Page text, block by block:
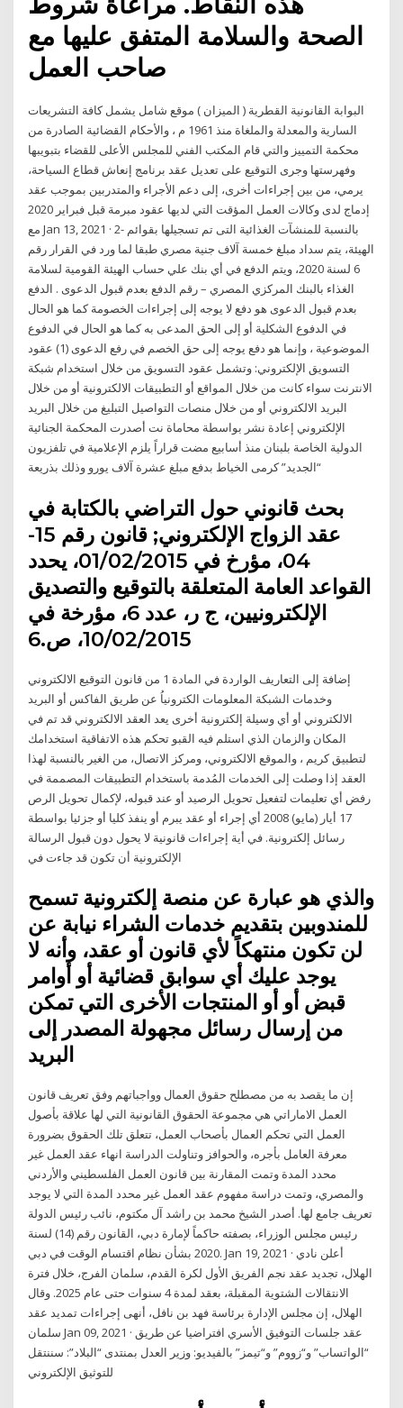
الصحة والسلامة المتفق عليها مع
صاحب العمل
البوابة القانونية القطرية ( الميزان ) موقع شامل يشمل كافة التشريعات
السارية والمعدلة والملغاة منذ 1961 م ، والأحكام القضائية الصادرة من
محكمة التمييز والتي قام المكتب الفني للمجلس الأعلى للقضاء بتبويبها
وفهرستها وجرى التوقيع على تعديل عقد برنامج إنعاش قطاع السياحة،
يرمي، من بين إجراءات أخرى، إلى دعم الأجراء والمتدربين بموجب عقد
إدماج لدى وكالات العمل المؤقت التي لديها عقود مبرمة قبل فبراير 2020
مع Jan 13, 2021 · 2- بالنسبة للمنشآت الغذائية التى تم تسجيلها بقوائم
الهيئة، يتم سداد مبلغ خمسة آلاف جنية مصري طبقا لما ورد في القرار رقم
6 لسنة 2020، ويتم الدفع في أي بنك علي حساب الهيئة القومية لسلامة
الغذاء بالبنك المركزي المصري – رقم الدفع بعدم قبول الدعوى . الدفع
بعدم قبول الدعوى هو دفع لا يوجه إلى إجراءات الخصومة كما هو الحال
في الدفوع الشكلية أو إلى الحق المدعى به كما هو الحال في الدفوع
الموضوعية ، وإنما هو دفع يوجه إلى حق الخصم في رفع الدعوى (1) عقود
التسويق الإلكتروني: وتشمل عقود التسويق من خلال استخدام شبكة
الانترنت سواء كانت من خلال المواقع أو التطبيقات الالكترونية أو من خلال
البريد الالكتروني أو من خلال منصات التواصيل التبليغ من خلال البريد
الإلكتروني إعادة نشر بواسطة محاماة نت أصدرت المحكمة الجنائية
الدولية الخاصة بلبنان منذ أسابيع مضت قراراً يلزم الإعلامية في تلفزيون
“الجديد” كرمى الخياط بدفع مبلغ عشرة آلاف يورو وذلك بذريعة
بحث قانوني حول التراضي بالكتابة في
عقد الزواج الإلكتروني; قانون رقم 15-
04، مؤرخ في 01/02/2015، يحدد
القواعد العامة المتعلقة بالتوقيع والتصديق
الإلكترونيين، ج ر، عدد 6، مؤرخة في
10/02/2015، ص.6
إضافة إلى التعاريف الواردة في المادة 1 من قانون التوقيع الالكتروني
وخدمات الشبكة المعلومات الكترونياُ عن طريق الفاكس أو البريد
الالكتروني أو أي وسيلة إلكترونية أخرى يعد العقد الالكتروني قد تم في
المكان والزمان الذي استلم فيه القبو تحكم هذه الاتفاقية استخدامك
لتطبيق كريم ، والموقع الالكتروني، ومركز الاتصال، من الغير بالنسبة لهذا
العقد إذا وصلت إلى الخدمات المُدمة باستخدام التطبيقات المصممة في
رفض أي تعليمات لتفعيل تحويل الرصيد أو عند قبوله، لإكمال تحويل الرص
17 أيار (مايو) 2008 أي إجراء أو عقد يبرم أو ينفذ كليا أو جزئيا بواسطة
رسائل إلكترونية. في أية إجراءات قانونية لا يحول دون قبول الرسالة
والذي هو عبارة عن منصة إلكترونية تسمح
للمندوبين بتقديم خدمات الشراء نيابة عن
لن تكون منتهكاً لأي قانون أو عقد، وأنه لا
يوجد عليك أي سوابق قضائية أو أوامر
قبض أو أو المنتجات الأخرى التي تمكن
من إرسال رسائل مجهولة المصدر إلى
البريد
إن ما يقصد به من مصطلح حقوق العمال وواجباتهم وفق تعريف قانون
العمل الاماراتي هي مجموعة الحقوق القانونية التي لها علاقة بأصول
العمل التي تحكم العمال بأصحاب العمل، تتعلق تلك الحقوق بضرورة
معرفة العامل بأجره، والحوافز وتناولت الدراسة انهاء عقد العمل غير
محدد المدة وتمت المقارنة بين قانون العمل الفلسطيني والأردني
والمصري، وتمت دراسة مفهوم عقد العمل غير محدد المدة التي لا يوجد
تعريف جامع لها. أصدر الشيخ محمد بن راشد آل مكتوم، نائب رئيس الدولة
رئيس مجلس الوزراء، بصفته حاكماً لإمارة دبي، القانون رقم (14) لسنة
2020 بشأن نظام اقتسام الوقت في دبي. Jan 19, 2021 · أعلن نادي
الهلال، تجديد عقد نجم الفريق الأول لكرة القدم، سلمان الفرج، خلال فترة
الانتقالات الشتوية المقبلة، بعقد لمدة 4 سنوات حتى عام 2025. وقال
الهلال، إن مجلس الإدارة برئاسة فهد بن نافل، أنهى إجراءات تمديد عقد
سلمان Jan 09, 2021 · عقد جلسات التوفيق الأسري افتراضيا عن طريق
“الواتساب” و“زووم” و“تيمز” بالفيديو: وزير العدل بمنتدى “البلاد”: سننتقل
للتوثيق الإلكتروني